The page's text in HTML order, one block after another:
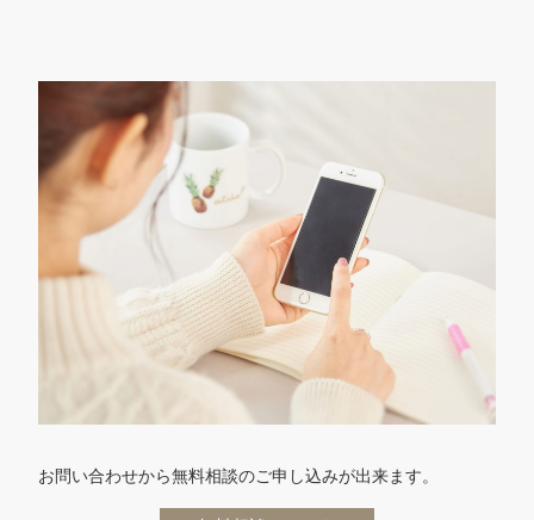
お問い合わせから無料相談のご申し込みが出来ます。